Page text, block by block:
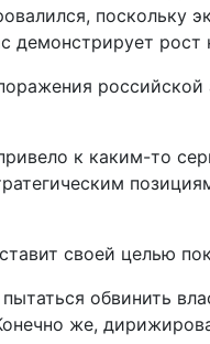
поскольку
демонстрирует
к каким-то
своей целью
обвинить
же,